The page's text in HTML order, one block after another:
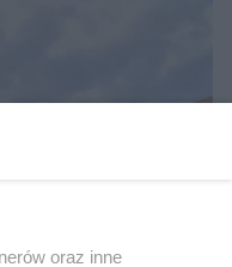
oraz inne